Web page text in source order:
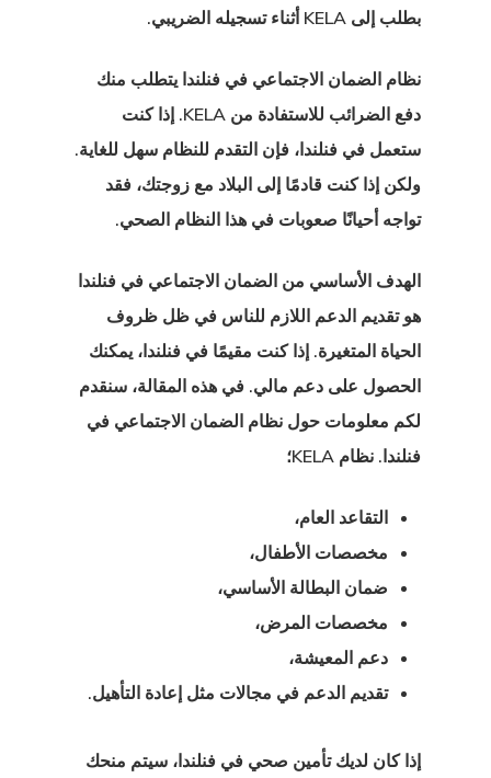
بطلب إلى KELA أثناء تسجيله الضريبي.
نظام الضمان الاجتماعي في فنلندا يتطلب منك
دفع الضرائب للاستفادة من KELA. إذا كنت
ستعمل في فنلندا، فإن التقدم للنظام سهل للغاية.
ولكن إذا كنت قادمًا إلى البلاد مع زوجتك، فقد
تواجه أحيانًا صعوبات في هذا النظام الصحي.
الهدف الأساسي من الضمان الاجتماعي في فنلندا
هو تقديم الدعم اللازم للناس في ظل ظروف
الحياة المتغيرة. إذا كنت مقيمًا في فنلندا، يمكنك
الحصول على دعم مالي. في هذه المقالة، سنقدم
لكم معلومات حول نظام الضمان الاجتماعي في
فنلندا. نظام KELA؛
التقاعد العام،
مخصصات الأطفال،
ضمان البطالة الأساسي،
مخصصات المرض،
دعم المعيشة،
تقديم الدعم في مجالات مثل إعادة التأهيل.
إذا كان لديك تأمين صحي في فنلندا، سيتم منحك